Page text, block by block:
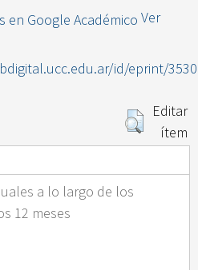
Ver
id/eprint/3530
Editar
ítem
a lo largo de los
12 meses